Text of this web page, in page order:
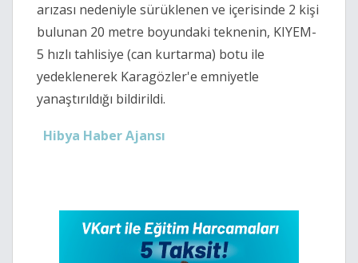
arızası nedeniyle sürüklenen ve içerisinde 2 kişi
bulunan 20 metre boyundaki teknenin, KIYEM-
5 hızlı tahlisiye (can kurtarma) botu ile
yedeklenerek Karagözler'e emniyetle
yanaştırıldığı bildirildi.
Hibya Haber Ajansı